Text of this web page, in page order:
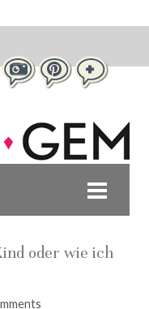
oder wie ich